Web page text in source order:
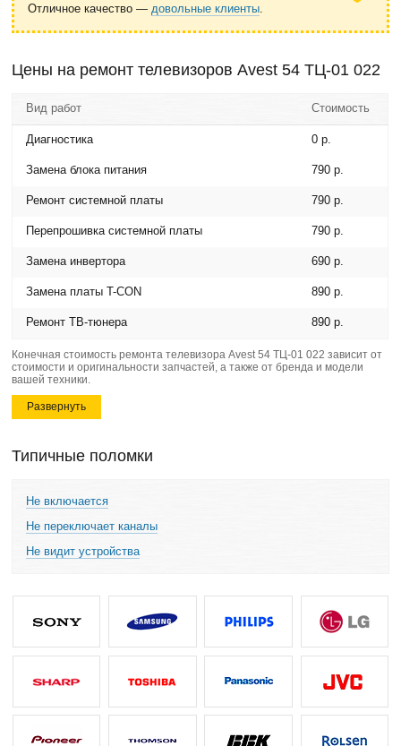
Отличное качество —довольные клиенты.
Цены на ремонт телевизоров Avest 54 ТЦ-01 022
Вид работ Стоимость
Диагностика 0 р.
Замена блока питания 790 р.
Ремонт системной платы 790 р.
Перепрошивка системной платы 790 р.
Замена инвертора 690 р.
Замена платы T-CON 890 р.
Ремонт ТВ-тюнера 890 р.
Конечная стоимость ремонта телевизора Avest 54 ТЦ-01 022 зависит от
стоимости и оригинальности запчастей, а также от бренда и модели
вашей техники.
Развернуть
Типичные поломки
Не включается
Не переключает каналы
Не видит устройства